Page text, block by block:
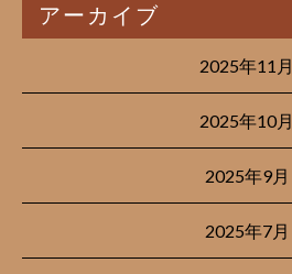
アーカイブ
2025年11月
2025年10月
2025年9月
2025年7月